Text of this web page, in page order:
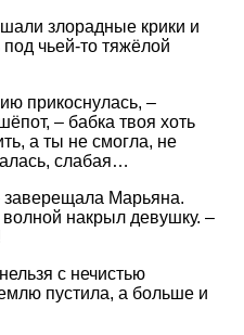
злорадные крики и
чьей-то тяжёлой
прикоснулась, –
– бабка твоя хоть
а ты не смогла, не
слабая…
заверещала Марьяна.
накрыл девушку. –
с нечистью
пустила, а больше и